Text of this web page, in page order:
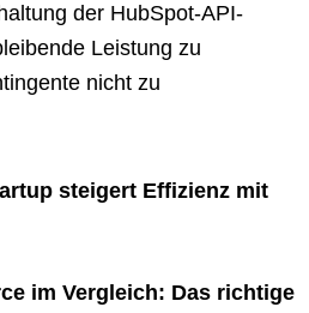
der HubSpot-API-
Leistung zu
nicht zu
steigert Effizienz mit
im Vergleich: Das richtige